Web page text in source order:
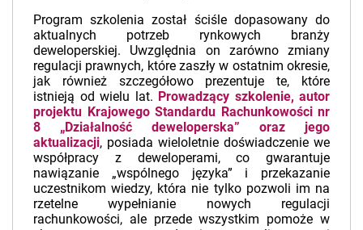
Program szkolenia został ściśle dopasowany do
aktualnych potrzeb rynkowych branży
deweloperskiej. Uwzględnia on zarówno zmiany
regulacji prawnych, które zaszły w ostatnim okresie,
jak również szczegółowo prezentuje te, które
istnieją od wielu lat. Prowadzący szkolenie, autor
projektu Krajowego Standardu Rachunkowości nr
8 „Działalność deweloperska”
oraz jego
aktualizacji, posiada wieloletnie doświadczenie we
współpracy z deweloperami, co gwarantuje
nawiązanie „wspólnego języka” i przekazanie
uczestnikom wiedzy, która nie tylko pozwoli im na
rzetelne wypełnianie nowych regulacji
rachunkowości, ale przede wszystkim pomoże w